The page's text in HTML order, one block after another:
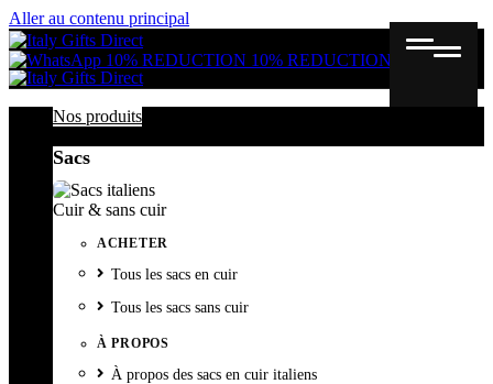
Aller au contenu principal
10% REDUCTION 10% REDUCTION
Nos produits
Sacs
Cuir & sans cuir
ACHETER
Tous les sacs en cuir
Tous les sacs sans cuir
À PROPOS
À propos des sacs en cuir italiens